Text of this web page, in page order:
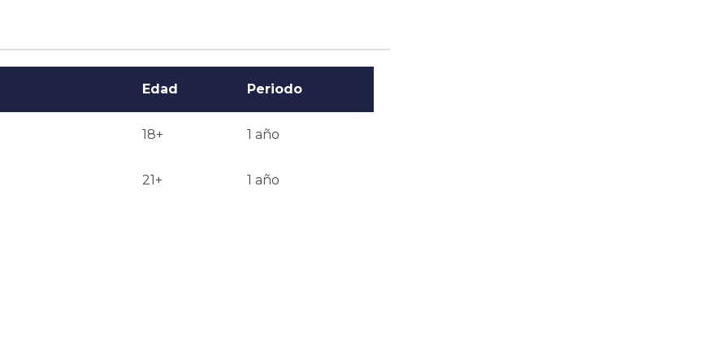
recomendadas para algunos programas o en
ser útiles.
Edad Periodo
18+ 1 año
21+ 1 año